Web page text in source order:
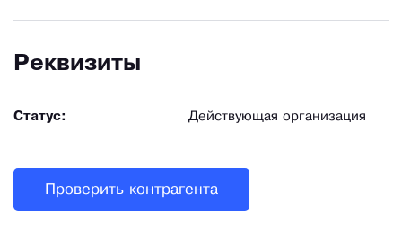
Реквизиты
Статус: Действующая организация
Проверить контрагента